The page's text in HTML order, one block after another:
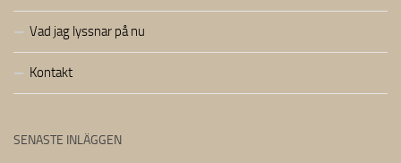
Vad jag lyssnar på nu
Kontakt
SENASTE INLÄGGEN